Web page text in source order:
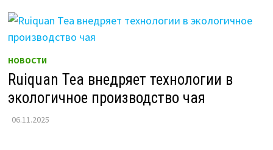
НОВОСТИ
Ruiquan Tea внедряет технологии в
экологичное производство чая
06.11.2025